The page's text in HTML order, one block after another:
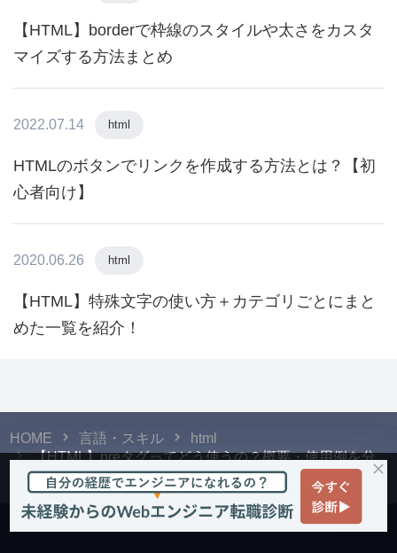
【HTML】borderで枠線のスタイルや太さをカスタ
マイズする方法まとめ
2022.07.14 html
HTMLのボタンでリンクを作成する方法とは？【初
心者向け】
2020.06.26 html
【HTML】特殊文字の使い方＋カテゴリごとにまと
めた一覧を紹介！
HOME 言語・スキル
html
【HTML】preタグってどう使うの？概要・使用例を分
かりやすく解説！